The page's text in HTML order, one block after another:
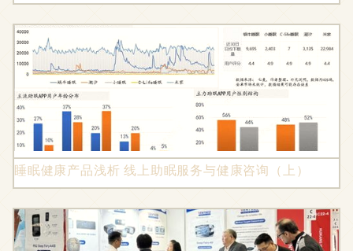
睡眠健康产品浅析 线上助眠服务与健康咨询（上）